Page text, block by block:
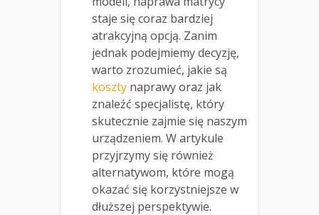
staje się coraz bardziej
atrakcyjną opcją. Zanim
jednak podejmiemy decyzję,
warto zrozumieć, jakie są
koszty naprawy oraz jak
znaleźć specjalistę, który
skutecznie zajmie się naszym
urządzeniem. W artykule
przyjrzymy się również
alternatywom, które mogą
okazać się korzystniejsze w
dłuższej perspektywie.